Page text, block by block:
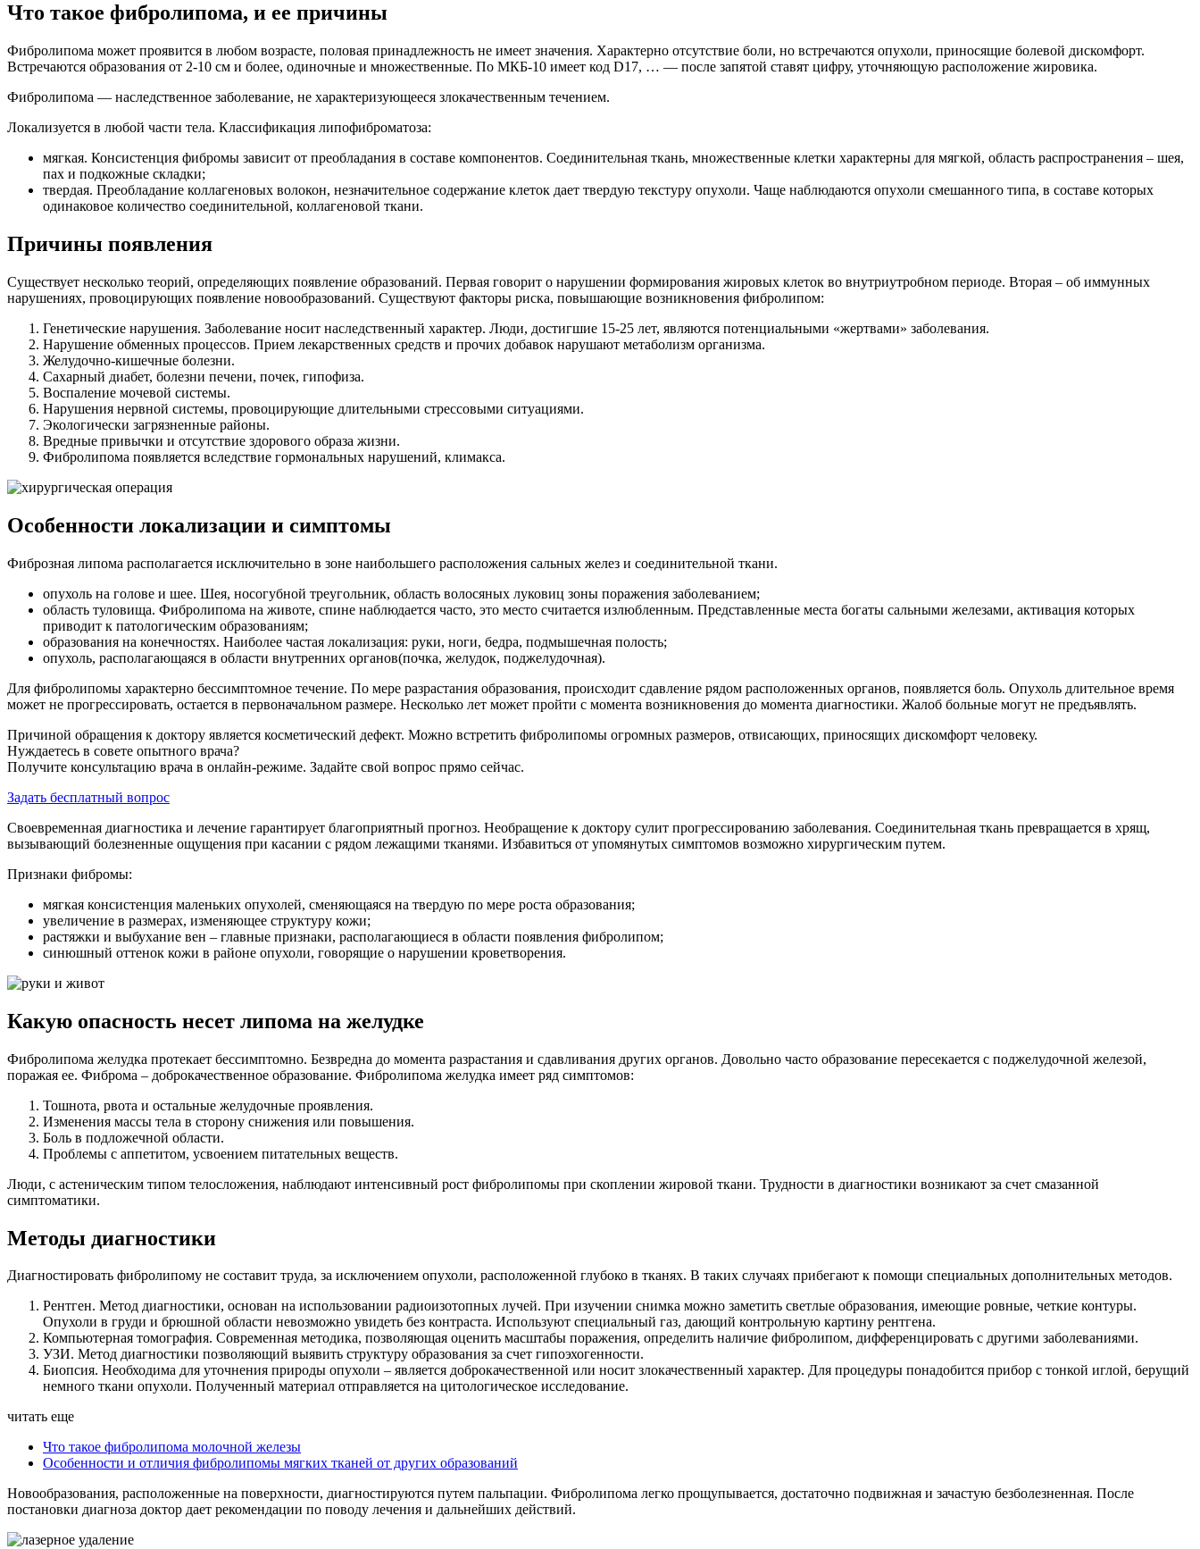
Что такое фибролипома, и ее причины
Фибролипома может проявится в любом возрасте, половая принадлежность не имеет значения. Характерно отсутствие боли, но встречаются опухоли, приносящие болевой дискомфорт.
Встречаются образования от 2-10 см и более, одиночные и множественные. По МКБ-10 имеет код D17, … — после запятой ставят цифру, уточняющую расположение жировика.
Фибролипома — наследственное заболевание, не характеризующееся злокачественным течением.
Локализуется в любой части тела. Классификация липофиброматоза:
мягкая. Консистенция фибромы зависит от преобладания в составе компонентов. Соединительная ткань, множественные клетки характерны для мягкой, область распространения – шея,
пах и подкожные складки;
твердая. Преобладание коллагеновых волокон, незначительное содержание клеток дает твердую текстуру опухоли. Чаще наблюдаются опухоли смешанного типа, в составе которых
одинаковое количество соединительной, коллагеновой ткани.
Причины появления
Существует несколько теорий, определяющих появление образований. Первая говорит о нарушении формирования жировых клеток во внутриутробном периоде. Вторая – об иммунных
нарушениях, провоцирующих появление новообразований. Существуют факторы риска, повышающие возникновения фибролипом:
Генетические нарушения. Заболевание носит наследственный характер. Люди, достигшие 15-25 лет, являются потенциальными «жертвами» заболевания.
Нарушение обменных процессов. Прием лекарственных средств и прочих добавок нарушают метаболизм организма.
Желудочно-кишечные болезни.
Сахарный диабет, болезни печени, почек, гипофиза.
Воспаление мочевой системы.
Нарушения нервной системы, провоцирующие длительными стрессовыми ситуациями.
Экологически загрязненные районы.
Вредные привычки и отсутствие здорового образа жизни.
Фибролипома появляется вследствие гормональных нарушений, климакса.
Особенности локализации и симптомы
Фиброзная липома располагается исключительно в зоне наибольшего расположения сальных желез и соединительной ткани.
опухоль на голове и шее. Шея, носогубной треугольник, область волосяных луковиц зоны поражения заболеванием;
область туловища. Фибролипома на животе, спине наблюдается часто, это место считается излюбленным. Представленные места богаты сальными железами, активация которых
приводит к патологическим образованиям;
образования на конечностях. Наиболее частая локализация: руки, ноги, бедра, подмышечная полость;
опухоль, располагающаяся в области внутренних органов(почка, желудок, поджелудочная).
Для фибролипомы характерно бессимптомное течение. По мере разрастания образования, происходит сдавление рядом расположенных органов, появляется боль. Опухоль длительное время
может не прогрессировать, остается в первоначальном размере. Несколько лет может пройти с момента возникновения до момента диагностики. Жалоб больные могут не предъявлять.
Причиной обращения к доктору является косметический дефект. Можно встретить фибролипомы огромных размеров, отвисающих, приносящих дискомфорт человеку.
Нуждаетесь в совете опытного врача?
Получите консультацию врача в онлайн-режиме. Задайте свой вопрос прямо сейчас.
Задать бесплатный вопрос
Своевременная диагностика и лечение гарантирует благоприятный прогноз. Необращение к доктору сулит прогрессированию заболевания. Соединительная ткань превращается в хрящ,
вызывающий болезненные ощущения при касании с рядом лежащими тканями. Избавиться от упомянутых симптомов возможно хирургическим путем.
Признаки фибромы:
мягкая консистенция маленьких опухолей, сменяющаяся на твердую по мере роста образования;
увеличение в размерах, изменяющее структуру кожи;
растяжки и выбухание вен – главные признаки, располагающиеся в области появления фибролипом;
синюшный оттенок кожи в районе опухоли, говорящие о нарушении кроветворения.
Какую опасность несет липома на желудке
Фибролипома желудка протекает бессимптомно. Безвредна до момента разрастания и сдавливания других органов. Довольно часто образование пересекается с поджелудочной железой,
поражая ее. Фиброма – доброкачественное образование. Фибролипома желудка имеет ряд симптомов:
Тошнота, рвота и остальные желудочные проявления.
Изменения массы тела в сторону снижения или повышения.
Боль в подложечной области.
Проблемы с аппетитом, усвоением питательных веществ.
Люди, с астеническим типом телосложения, наблюдают интенсивный рост фибролипомы при скоплении жировой ткани. Трудности в диагностики возникают за счет смазанной
симптоматики.
Методы диагностики
Диагностировать фибролипому не составит труда, за исключением опухоли, расположенной глубоко в тканях. В таких случаях прибегают к помощи специальных дополнительных методов.
Рентген. Метод диагностики, основан на использовании радиоизотопных лучей. При изучении снимка можно заметить светлые образования, имеющие ровные, четкие контуры.
Опухоли в груди и брюшной области невозможно увидеть без контраста. Используют специальный газ, дающий контрольную картину рентгена.
Компьютерная томография. Современная методика, позволяющая оценить масштабы поражения, определить наличие фибролипом, дифференцировать с другими заболеваниями.
УЗИ. Метод диагностики позволяющий выявить структуру образования за счет гипоэхогенности.
Биопсия. Необходима для уточнения природы опухоли – является доброкачественной или носит злокачественный характер. Для процедуры понадобится прибор с тонкой иглой, берущий
немного ткани опухоли. Полученный материал отправляется на цитологическое исследование.
читать еще
Что такое фибролипома молочной железы
Особенности и отличия фибролипомы мягких тканей от других образований
Новообразования, расположенные на поверхности, диагностируются путем пальпации. Фибролипома легко прощупывается, достаточно подвижная и зачастую безболезненная. После
постановки диагноза доктор дает рекомендации по поводу лечения и дальнейших действий.